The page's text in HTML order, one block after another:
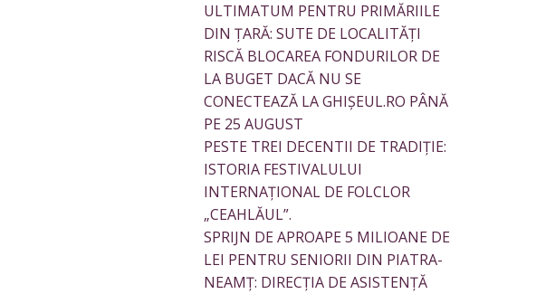
ULTIMATUM PENTRU PRIMĂRIILE
DIN ȚARĂ: SUTE DE LOCALITĂȚI
RISCĂ BLOCAREA FONDURILOR DE
LA BUGET DACĂ NU SE
CONECTEAZĂ LA GHIȘEUL.RO PÂNĂ
PE 25 AUGUST
PESTE TREI DECENTII DE TRADIȚIE:
ISTORIA FESTIVALULUI
INTERNAȚIONAL DE FOLCLOR
„CEAHLĂUL”.
SPRIJN DE APROAPE 5 MILIOANE DE
LEI PENTRU SENIORII DIN PIATRA-
NEAMȚ: DIRECȚIA DE ASISTENȚĂ